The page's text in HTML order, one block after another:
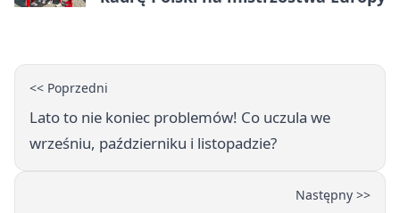
<< Poprzedni
Lato to nie koniec problemów! Co uczula we
wrześniu, październiku i listopadzie?
Następny >>